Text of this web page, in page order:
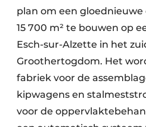
plan om een gloednieuwe
15 700 m² te bouwen op
Esch-sur-Alzette in het
Groothertogdom. Het
fabriek voor de
kipwagens en
voor de